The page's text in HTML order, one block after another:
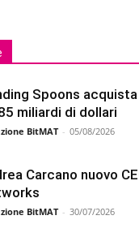
Spoons
miliardi di dollari
BitMAT - 05/08/2026
Carcano nuovo
BitMAT - 30/07/2026